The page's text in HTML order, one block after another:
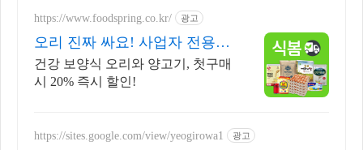
https://www.foodspring.co.kr/ 광고
오리 진짜 싸요! 사업자 전용
특가
건강 보양식 오리와 양고기, 첫구매
시 20% 즉시 할인!
https://sites.google.com/view/yeogirowa1 광고